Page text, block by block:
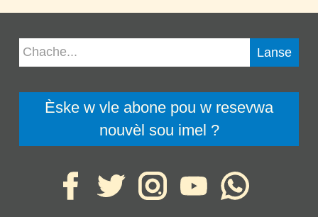
Èske w vle abone pou w resevwa
nouvèl sou imel ?